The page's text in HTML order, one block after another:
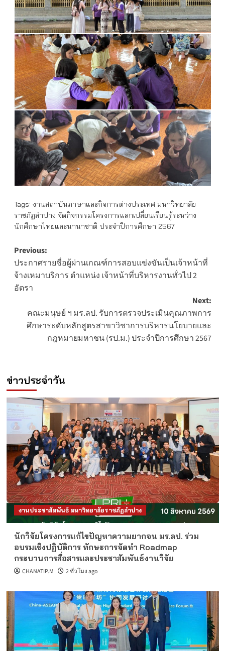
Tags: งานสถาบันภาษาและกิจการต่างประเทศ มหาวิทยาลัย
ราชภัฏลำปาง จัดกิจกรรมโครงการแลกเปลี่ยนเรียนรู้ระหว่าง
นักศึกษาไทยและนานาชาติ ประจำปีการศึกษา 2567
Post
navigation
Previous:
ประกาศรายชื่อผู้ผ่านเกณฑ์การสอบแข่งขันเป็นเจ้าหน้าที่
จ้างเหมาบริการ ตำแหน่ง เจ้าหน้าที่บริหารงานทั่วไป 2
อัตรา
Next:
คณะมนุษย์ ฯ มร.ลป. รับการตรวจประเมินคุณภาพการ
ศึกษาระดับหลักสูตรสาขาวิชาการบริหารนโยบายและ
กฎหมายมหาชน (รป.ม.) ประจำปีการศึกษา 2567
ข่าวประจำวัน
งานประชาสัมพันธ์ มหาวิทยาลัยราชภัฏลำปาง
นักวิจัยโครงการแก้ไขปัญหาความยากจน มร.ลป. ร่วม
อบรมเชิงปฏิบัติการ ทักษะการจัดทำ Roadmap
กระบวนการสื่อสารและประชาสัมพันธ์งานวิจัย
CHANATIP.M 2 ชั่วโมง ago